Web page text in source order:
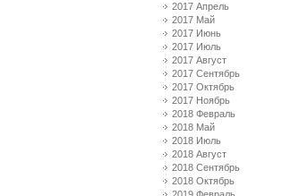
2017 Апрель
2017 Май
2017 Июнь
2017 Июль
2017 Август
2017 Сентябрь
2017 Октябрь
2017 Ноябрь
2018 Февраль
2018 Май
2018 Июль
2018 Август
2018 Сентябрь
2018 Октябрь